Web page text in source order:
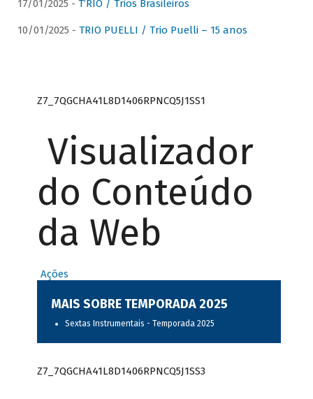
17/01/2025 - T’RIO / Trios Brasileiros
10/01/2025 - TRIO PUELLI / Trio Puelli – 15 anos
Z7_7QGCHA41L8D1406RPNCQ5J1SS1
Visualizador
do Conteúdo
da Web
Ações
MAIS SOBRE TEMPORADA 2025
Sextas Instrumentais - Temporada 2025
Z7_7QGCHA41L8D1406RPNCQ5J1SS3